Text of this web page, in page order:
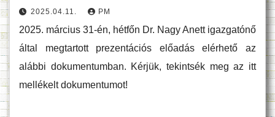
2025.04.11. PM
2025. március 31-én, hétfőn Dr. Nagy Anett igazgatónő
által megtartott prezentációs előadás elérhető az
alábbi dokumentumban. Kérjük, tekintsék meg az itt
mellékelt dokumentumot!